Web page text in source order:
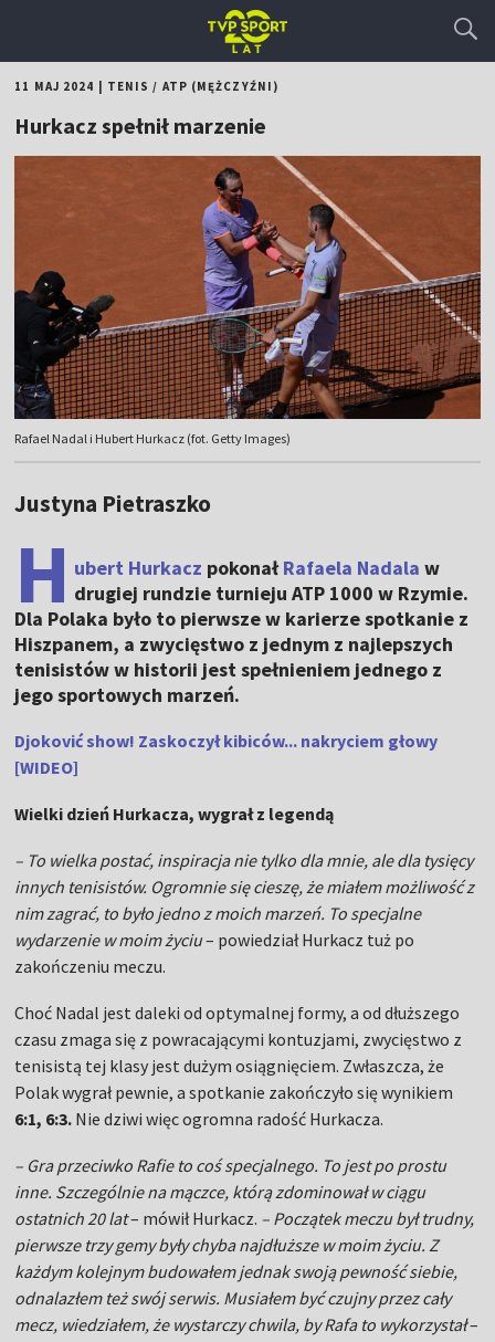
11 MAJ 2024 TENIS / ATP (MĘŻCZYŹNI)
Hurkacz spełnił marzenie
Rafael Nadal i Hubert Hurkacz (fot. Getty Images)
Justyna Pietraszko
H ubert Hurkacz pokonałRafaela Nadala w
drugiej rundzie turnieju ATP 1000 w Rzymie.
Dla Polaka było to pierwsze w karierze spotkanie z
Hiszpanem, a zwycięstwo z jednym z najlepszych
tenisistów w historii jest spełnieniem jednego z
jego sportowych marzeń.
Djoković show! Zaskoczył kibiców... nakryciem głowy
[WIDEO]
Wielki dzień Hurkacza, wygrał z legendą
– To wielka postać, inspiracja nie tylko dla mnie, ale dla tysięcy
innych tenisistów. Ogromnie się cieszę, że miałem możliwość z
nim zagrać, to było jedno z moich marzeń. To specjalne
wydarzenie w moim życiu– powiedział Hurkacz tuż po
zakończeniu meczu.
Choć Nadal jest daleki od optymalnej formy, a od dłuższego
czasu zmaga się z powracającymi kontuzjami, zwycięstwo z
tenisistą tej klasy jest dużym osiągnięciem. Zwłaszcza, że
Polak wygrał pewnie, a spotkanie zakończyło się wynikiem
6:1, 6:3. Nie dziwi więc ogromna radość Hurkacza.
– Gra przeciwko Rafie to coś specjalnego. To jest po prostu
inne. Szczególnie na mączce, którą zdominował w ciągu
ostatnich 20 lat– mówił Hurkacz. – Początek meczu był trudny,
pierwsze trzy gemy były chyba najdłuższe w moim życiu. Z
każdym kolejnym budowałem jednak swoją pewność siebie,
odnalazłem też swój serwis. Musiałem być czujny przez cały
mecz, wiedziałem, że wystarczy chwila, by Rafa to wykorzystał–